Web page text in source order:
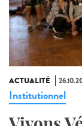
ACTUALITÉ
Institutionnel